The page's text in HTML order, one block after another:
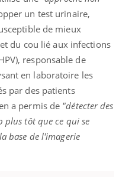
un test urinaire,
de mieux
du cou lié aux infections
responsable de
en laboratoire les
par des patients
a permis de "détecter des
plus tôt que ce qui se
base de l'imagerie